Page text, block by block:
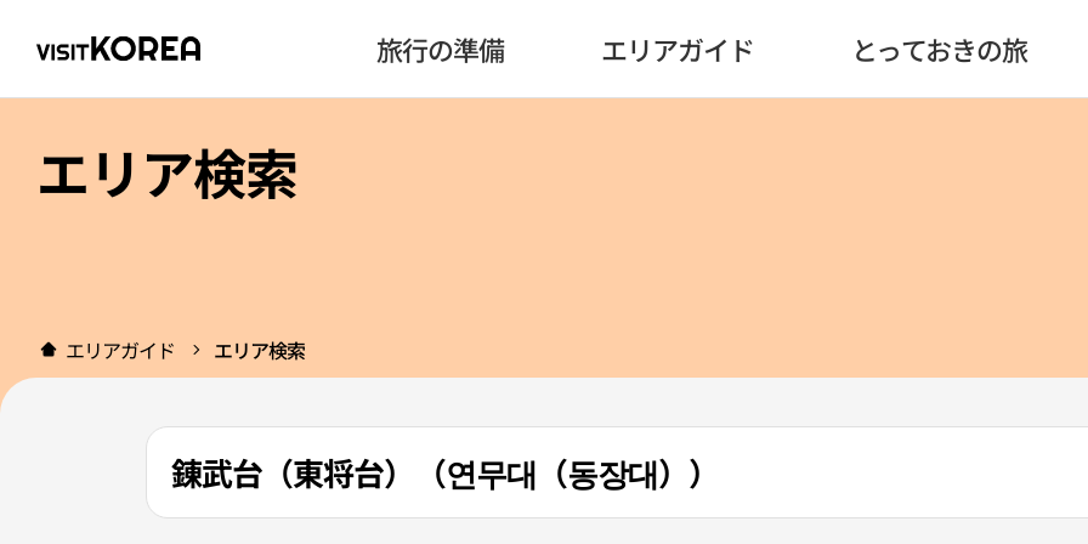
旅行の準備 エリアガイド とっておきの旅
エリア検索
エリアガイド エリア検索
錬武台（東将台）（연무대（동장대））